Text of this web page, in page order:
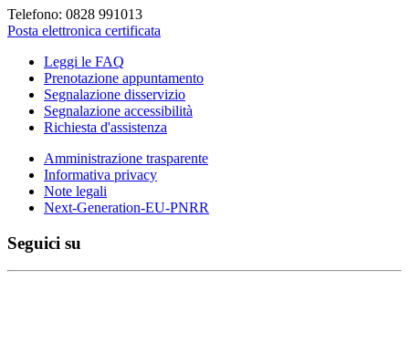
Telefono: 0828 991013
Posta elettronica certificata
Leggi le FAQ
Prenotazione appuntamento
Segnalazione disservizio
Segnalazione accessibilità
Richiesta d'assistenza
Amministrazione trasparente
Informativa privacy
Note legali
Next-Generation-EU-PNRR
Seguici su